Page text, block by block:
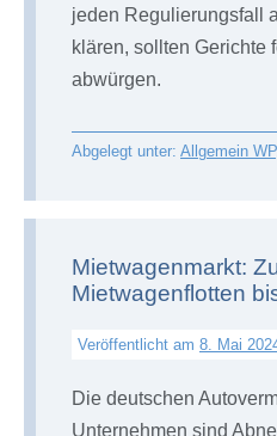
jeden Regulierungsfall
klären, sollten Gerichte
abwürgen.
Abgelegt unter: Allgemein WP
Mietwagenmarkt:
Mietwagenflotten
Veröffentlicht am 8. Mai
Die deutschen
Unternehmen sind